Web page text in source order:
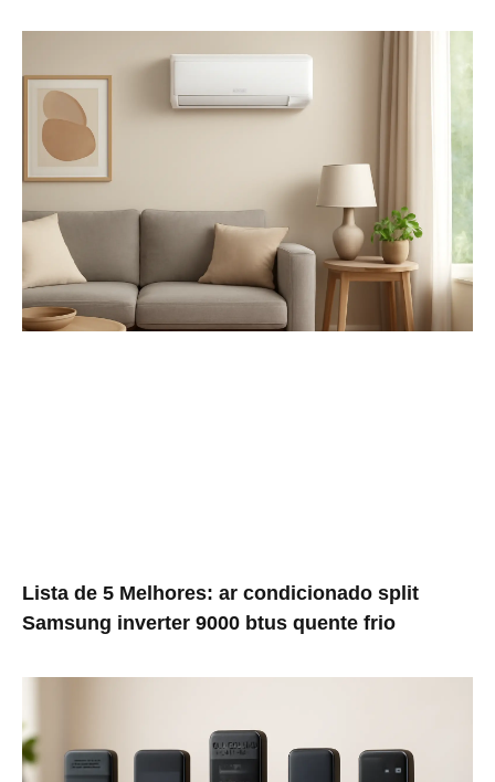
Lista de 5 Melhores: ar condicionado split
Samsung inverter 9000 btus quente frio